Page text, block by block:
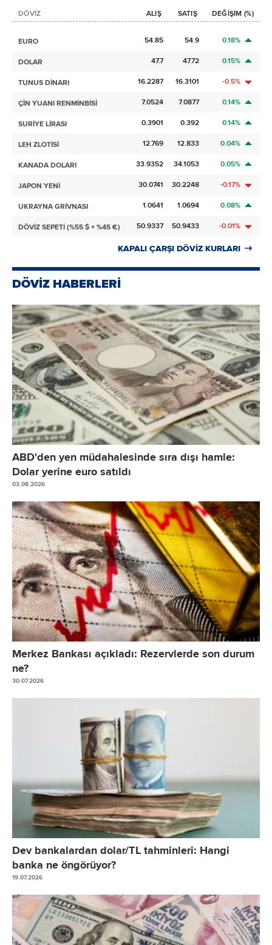
DÖVİZ ALIŞ SATIŞ DEĞİŞİM (%)
EURO 54.85 54.9 0.18%
DOLAR 47.7 47.72 0.15%
TUNUS DİNARI 16.2287 16.3101 -0.5%
ÇİN YUANI RENMİNBİSİ 7.0524 7.0877 0.14%
SURİYE LİRASI 0.3901 0.392 0.14%
LEH ZLOTİSİ 12.769 12.833 0.04%
KANADA DOLARI 33.9352 34.1053 0.05%
JAPON YENİ 30.0741 30.2248 -0.17%
UKRAYNA GRİVNASI 1.0641 1.0694 0.08%
DÖVİZ SEPETİ (%55 $ + %45 €) 50.9337 50.9433 -0.01%
KAPALI ÇARŞI DÖVİZ KURLARI
DÖVİZ HABERLERİ
ABD'den yen müdahalesinde sıra dışı hamle:
Dolar yerine euro satıldı
03.08.2026
Merkez Bankası açıkladı: Rezervlerde son durum
ne?
30.07.2026
Dev bankalardan dolar/TL tahminleri: Hangi
banka ne öngörüyor?
19.07.2026